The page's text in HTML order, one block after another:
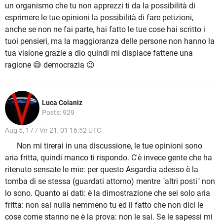
un organismo che tu non apprezzi ti da la possibilità di
esprimere le tue opinioni la possibilità di fare petizioni,
anche se non ne fai parte, hai fatto le tue cose hai scritto i
tuoi pensieri, ma la maggioranza delle persone non hanno la
tua visione grazie a dio quindi mi dispiace fattene una
ragione 😅 democrazia 😉
Luca Coianiz
Posts: 929
Aug 5, 17 / Vir 21, 01 16:52 UTC
Non mi tirerai in una discussione, le tue opinioni sono
aria fritta, quindi manco ti rispondo. C'è invece gente che ha
ritenuto sensate le mie: per questo Asgardia adesso è la
tomba di se stessa (guardati attorno) mentre "altri posti" non
lo sono. Quanto ai dati: è la dimostrazione che sei solo aria
fritta: non sai nulla nemmeno tu ed il fatto che non dici le
cose come stanno ne è la prova: non le sai. Se le sapessi mi